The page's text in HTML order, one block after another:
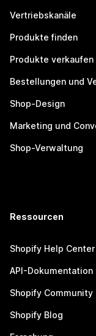
Vertriebskanäle
Produkte finden
Produkte verkaufen
Bestellungen und
Shop-Design
Marketing und
Shop-Verwaltung
Ressourcen
Shopify Help Center
API-Dokumentation
Shopify Community
Shopify Blog